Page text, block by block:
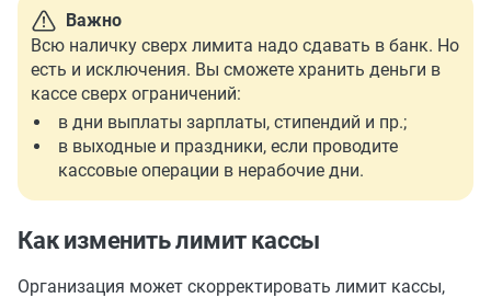
Важно
Всю наличку сверх лимита надо сдавать в банк. Но
есть и исключения. Вы сможете хранить деньги в
кассе сверх ограничений:
в дни выплаты зарплаты, стипендий и пр.;
в выходные и праздники, если проводите
кассовые операции в нерабочие дни.
Как изменить лимит кассы
Организация может скорректировать лимит кассы,